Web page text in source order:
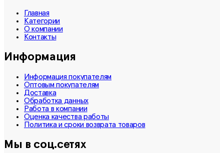
Главная
Категории
О компании
Контакты
Информация
Информация покупателям
Оптовым покупателям
Доставка
Обработка данных
Работа в компании
Оценка качества работы
Политика и сроки возврата товаров
Мы в соц.сетях